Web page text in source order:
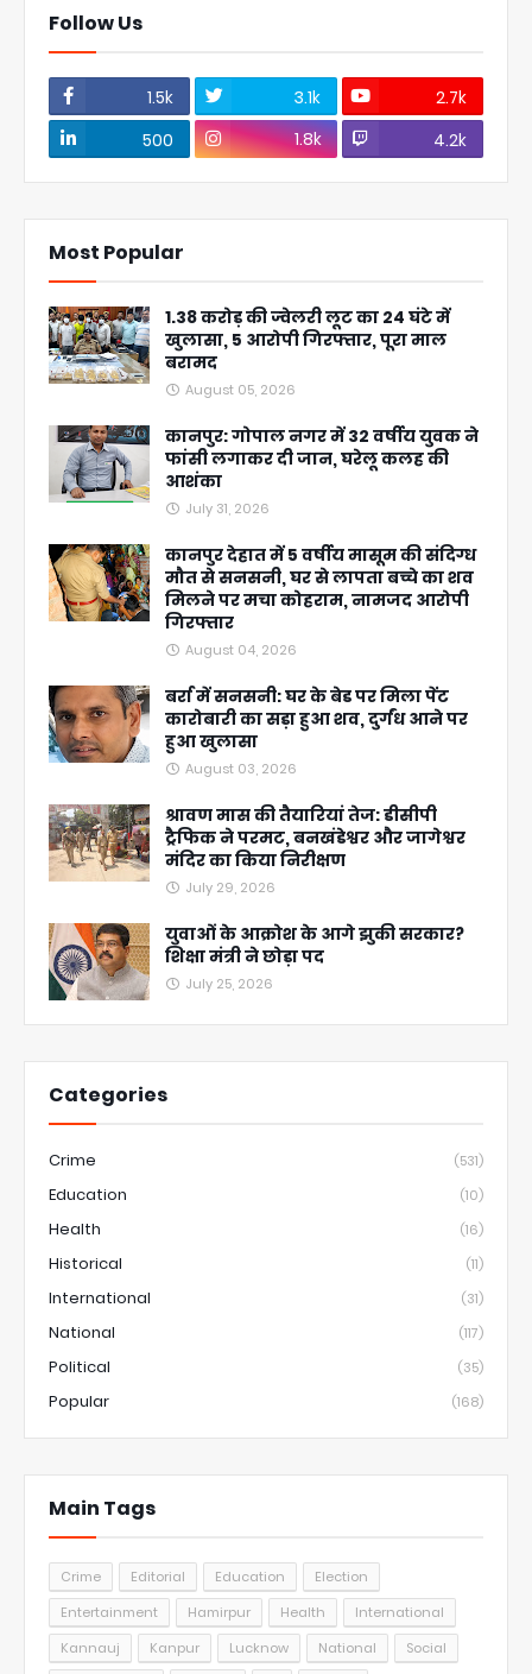
Follow Us
1.5k 3.1k
2.7k
500
1.8k 4.2k
Most Popular
1.38 करोड़ की ज्वेलरी लूट का 24 घंटे में
खुलासा, 5 आरोपी गिरफ्तार, पूरा माल
बरामद
August 05, 2026
कानपुर: गोपाल नगर में 32 वर्षीय युवक ने
फांसी लगाकर दी जान, घरेलू कलह की
आशंका
July 31, 2026
कानपुर देहात में 5 वर्षीय मासूम की संदिग्ध
मौत से सनसनी, घर से लापता बच्चे का शव
मिलने पर मचा कोहराम, नामजद आरोपी
गिरफ्तार
August 04, 2026
बर्रा में सनसनी: घर के बेड पर मिला पेंट
कारोबारी का सड़ा हुआ शव, दुर्गंध आने पर
हुआ खुलासा
August 03, 2026
श्रावण मास की तैयारियां तेज: डीसीपी
ट्रैफिक ने परमट, बनखंडेश्वर और जागेश्वर
मंदिर का किया निरीक्षण
July 29, 2026
युवाओं के आक्रोश के आगे झुकी सरकार?
शिक्षा मंत्री ने छोड़ा पद
July 25, 2026
Categories
Crime (531)
Education (10)
Health (16)
Historical (11)
International (31)
National (117)
Political (35)
Popular (168)
Main Tags
Crime Editorial Education
Election
Entertainment
Hamirpur Health
International
Kannauj
Kanpur Lucknow National
Social